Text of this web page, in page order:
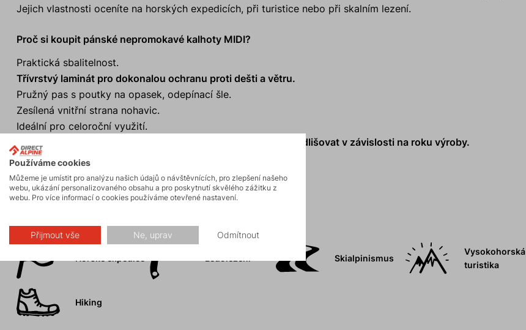
Jejich vlastnosti oceníte na horských expedicích, při turistice nebo při skalním lezení.
Proč si koupit pánské nepromokavé kalhoty MIDI?
Praktická sbalitelnost.
Třívrstvý laminát pro dokonalou ochranu proti dešti a větru.
Pružný pas s poutky na opasek, odepínací šle.
Zesílená vnitřní strana nohavic.
Ideální pro celoroční využití.
Design příslušenství je pouze informativní. Design se může odlišovat v závislosti na roku výroby.
Skialpinismus
Vysokohorská
turistika
Hiking
Používáme cookies
Můžeme je umístit pro analýzu našich údajů o návštěvnících, pro zlepšení našeho
webu, ukázání personalizovaného obsahu a pro poskytnutí skvělého zážitku z
webu. Pro více informací o cookies používáme otevřené nastavení.
Přijmout vše Ne, uprav Odmítnout